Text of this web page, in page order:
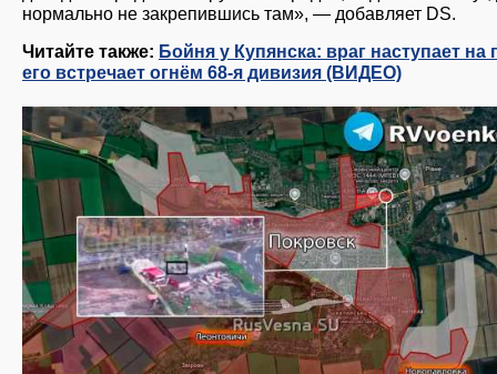
нормально не закрепившись там», — добавляет DS.
Читайте также: Бойня у Купянска: враг наступает на
его встречает огнём 68-я дивизия (ВИДЕО)